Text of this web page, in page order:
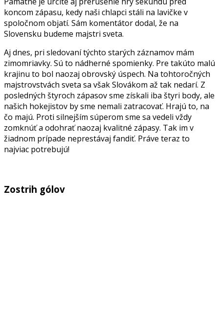
koncom zápasu, kedy naši chlapci stáli na lavičke v
spoločnom objatí. Sám komentátor dodal, že na
Slovensku budeme majstri sveta.
Aj dnes, pri sledovaní týchto starých záznamov mám
zimomriavky. Sú to nádherné spomienky. Pre takúto malú
krajinu to bol naozaj obrovský úspech. Na tohtoročných
majstrovstvách sveta sa však Slovákom až tak nedarí. Z
posledných štyroch zápasov sme získali iba štyri body, ale
našich hokejistov by sme nemali zatracovať. Hrajú to, na
čo majú. Proti silnejším súperom sme sa vedeli vždy
zomknúť a odohrať naozaj kvalitné zápasy. Tak im v
žiadnom prípade neprestávaj fandiť. Práve teraz to
najviac potrebujú!
Zostrih gólov